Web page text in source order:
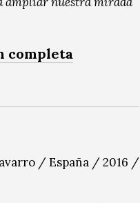
completa
/ España / 2016 /